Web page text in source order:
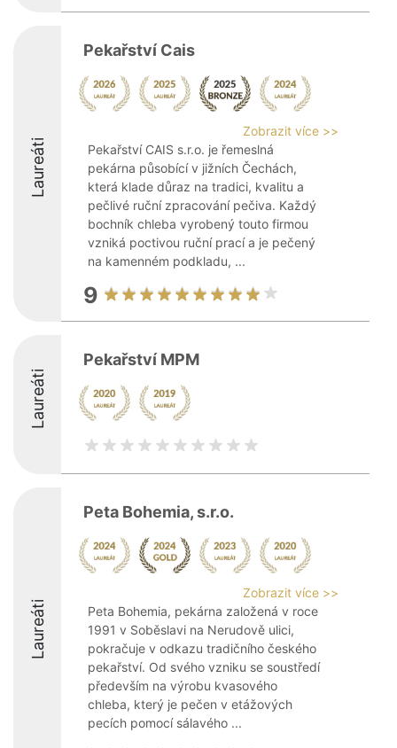
Laureáti
Pekařství Cais
Zobrazit více >>
Pekařství CAIS s.r.o. je řemeslná
pekárna působící v jižních Čechách,
která klade důraz na tradici, kvalitu a
pečlivé ruční zpracování pečiva. Každý
bochník chleba vyrobený touto firmou
vzniká poctivou ruční prací a je pečený
na kamenném podkladu, ...
9
Laureáti
Pekařství MPM
Laureáti
Peta Bohemia, s.r.o.
Zobrazit více >>
Peta Bohemia, pekárna založená v roce
1991 v Soběslavi na Nerudově ulici,
pokračuje v odkazu tradičního českého
pekařství. Od svého vzniku se soustředí
především na výrobu kvasového
chleba, který je pečen v etážových
pecích pomocí sálavého ...